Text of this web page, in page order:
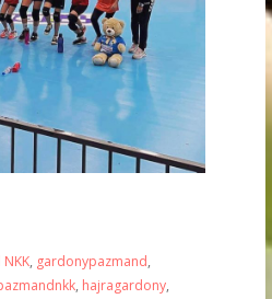
, gardonypazmand,
, hajragardony,